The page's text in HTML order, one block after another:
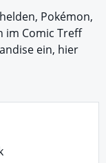
Pokémon,
im Comic Treff
ein, hier